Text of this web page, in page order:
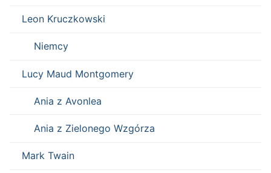
Leon Kruczkowski
Niemcy
Lucy Maud Montgomery
Ania z Avonlea
Ania z Zielonego Wzgórza
Mark Twain